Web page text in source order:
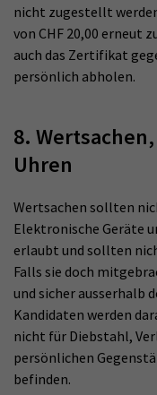
nicht zugestellt
von CHF 20,00 erneut
auch das Zertifikat
persönlich abholen.
8.
Uhren
Wertsachen sollten
Elektronische Geräte
erlaubt und sollten
Falls sie doch
und sicher ausserhalb
Kandidaten werden
nicht für Diebstahl,
persönlichen
befinden.